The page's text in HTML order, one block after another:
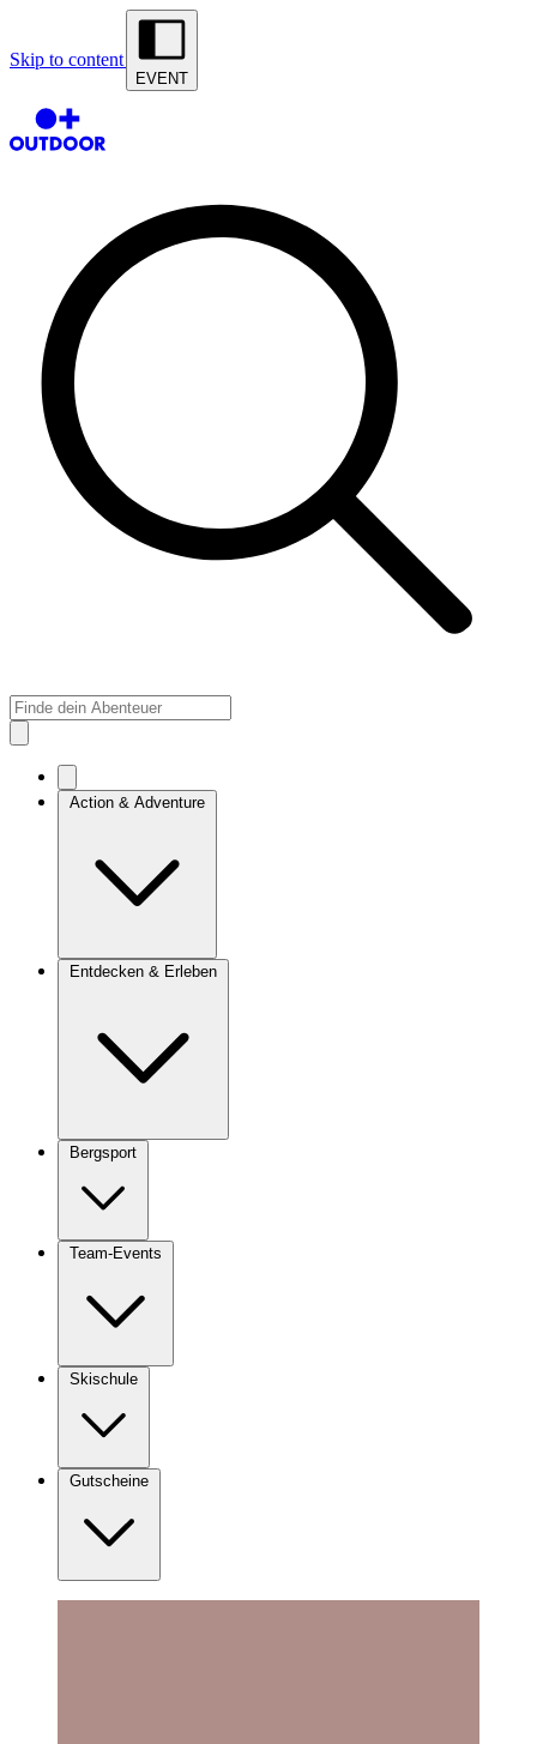
Skip to content
EVENT
Action & Adventure
Entdecken & Erleben
Bergsport
Team-Events
Skischule
Gutscheine